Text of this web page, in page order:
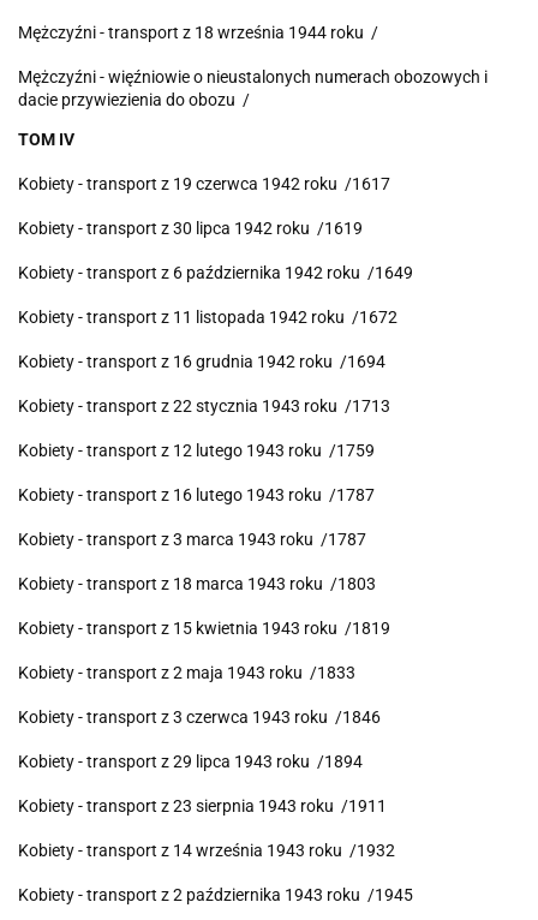
Mężczyźni - transport z 18 września 1944 roku /
Mężczyźni - więźniowie o nieustalonych numerach obozowych i
dacie przywiezienia do obozu /
TOM IV
Kobiety - transport z 19 czerwca 1942 roku /1617
Kobiety - transport z 30 lipca 1942 roku /1619
Kobiety - transport z 6 października 1942 roku /1649
Kobiety - transport z 11 listopada 1942 roku /1672
Kobiety - transport z 16 grudnia 1942 roku /1694
Kobiety - transport z 22 stycznia 1943 roku /1713
Kobiety - transport z 12 lutego 1943 roku /1759
Kobiety - transport z 16 lutego 1943 roku /1787
Kobiety - transport z 3 marca 1943 roku /1787
Kobiety - transport z 18 marca 1943 roku /1803
Kobiety - transport z 15 kwietnia 1943 roku /1819
Kobiety - transport z 2 maja 1943 roku /1833
Kobiety - transport z 3 czerwca 1943 roku /1846
Kobiety - transport z 29 lipca 1943 roku /1894
Kobiety - transport z 23 sierpnia 1943 roku /1911
Kobiety - transport z 14 września 1943 roku /1932
Kobiety - transport z 2 października 1943 roku /1945